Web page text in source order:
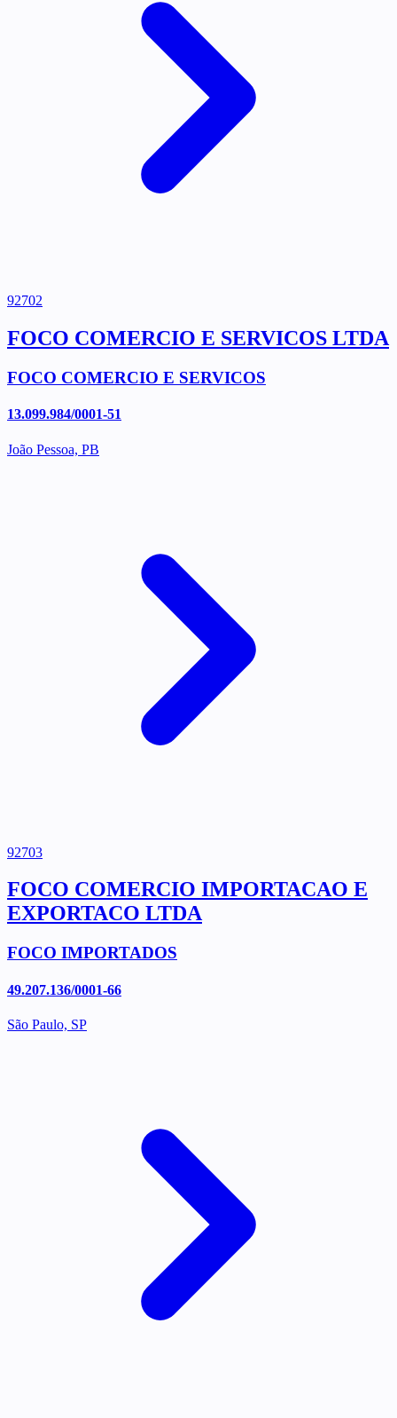
92702
FOCO COMERCIO E SERVICOS LTDA
FOCO COMERCIO E SERVICOS
13.099.984/0001-51
João Pessoa, PB
92703
FOCO COMERCIO IMPORTACAO E
EXPORTACO LTDA
FOCO IMPORTADOS
49.207.136/0001-66
São Paulo, SP